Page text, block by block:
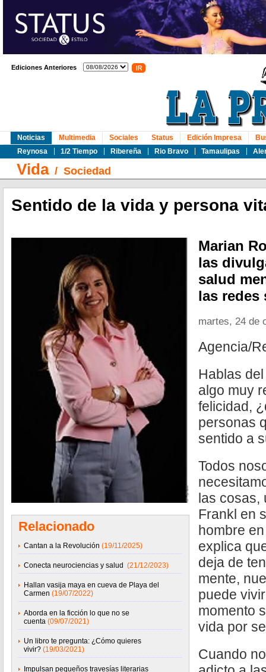
Ediciones Anteriores
Noticias
Reynosa
1/2 Tiempo Ribereña Rio Bravo Tamaulipas
Multimedia Sociales Status Edición Impresa
Vida/ Sociedad
Sentido de la vida y persona
Relacionado
Cantan a la Revolución (19/11/2025)
Conecta neurociencias y salud (21/12/2023)
Hallan vasija maya en cueva de Playa del
Carmen (19/07/2022)
Aborda en la ficción lo que no se
cuenta (09/07/2021)
Un libro te pregunta: ¿Cómo quieres
vivir? (19/03/2021)
Impulsan pequeños travesías literarias
Marian
las
salud
las redes
martes, 24 de
Agencia/
Hablas
algo muy
felicidad,
personas
sentido a
Todos
las cosas,
Frankl en
hombre
explica
deja de
mente,
puede
momento
vida por
Cuando